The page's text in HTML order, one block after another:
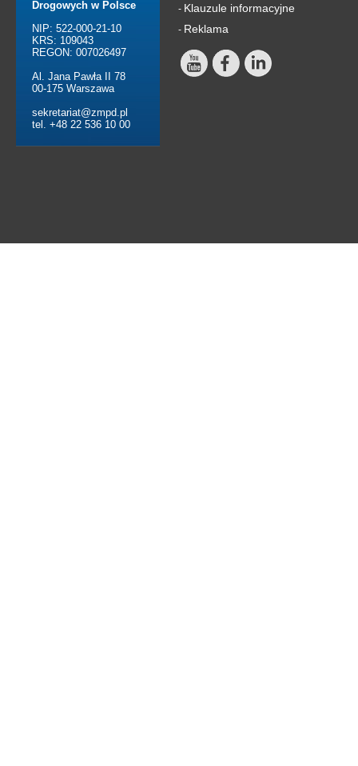
Drogowych w Polsce
NIP: 522-000-21-10
KRS: 109043
REGON: 007026497
Al. Jana Pawła II 78
00-175 Warszawa
sekretariat@zmpd.pl
tel. +48 22 536 10 00
- Klauzule informacyjne
- Reklama